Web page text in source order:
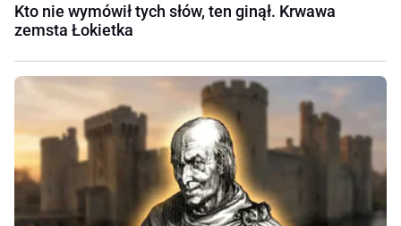
Kto nie wymówił tych słów, ten ginął. Krwawa
zemsta Łokietka